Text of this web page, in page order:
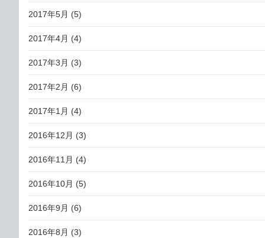
2017年5月 (5)
2017年4月 (4)
2017年3月 (3)
2017年2月 (6)
2017年1月 (4)
2016年12月 (3)
2016年11月 (4)
2016年10月 (5)
2016年9月 (6)
2016年8月 (3)